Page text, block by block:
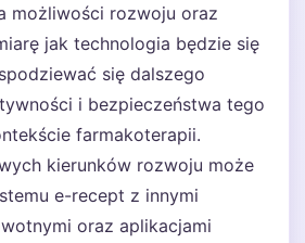
możliwości rozwoju oraz
jak technologia będzie się
się dalszego
i bezpieczeństwa tego
farmakoterapii.
kierunków rozwoju może
e-recept z innymi
oraz aplikacjami